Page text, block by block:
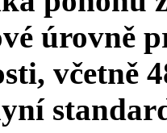
úrovně
včetně